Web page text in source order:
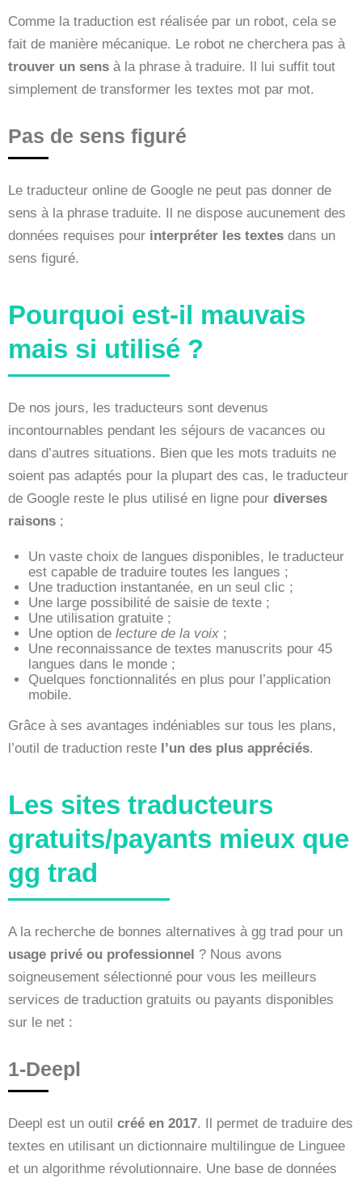
Comme la traduction est réalisée par un robot, cela se
fait de manière mécanique. Le robot ne cherchera pas à
trouver un sens à la phrase à traduire. Il lui suffit tout
simplement de transformer les textes mot par mot.
Pas de sens figuré
Le traducteur online de Google ne peut pas donner de
sens à la phrase traduite. Il ne dispose aucunement des
données requises pour interpréter les textes dans un
sens figuré.
Pourquoi est-il mauvais
mais si utilisé ?
De nos jours, les traducteurs sont devenus
incontournables pendant les séjours de vacances ou
dans d’autres situations. Bien que les mots traduits ne
soient pas adaptés pour la plupart des cas, le traducteur
de Google reste le plus utilisé en ligne pour diverses
raisons ;
Un vaste choix de langues disponibles, le traducteur
est capable de traduire toutes les langues ;
Une traduction instantanée, en un seul clic ;
Une large possibilité de saisie de texte ;
Une utilisation gratuite ;
Une option de lecture de la voix ;
Une reconnaissance de textes manuscrits pour 45
langues dans le monde ;
Quelques fonctionnalités en plus pour l’application
mobile.
Grâce à ses avantages indéniables sur tous les plans,
l’outil de traduction reste l’un des plus appréciés.
Les sites traducteurs
gratuits/payants mieux que
gg trad
A la recherche de bonnes alternatives à gg trad pour un
usage privé ou professionnel ? Nous avons
soigneusement sélectionné pour vous les meilleurs
services de traduction gratuits ou payants disponibles
sur le net :
1-Deepl
Deepl est un outil créé en 2017. Il permet de traduire des
textes en utilisant un dictionnaire multilingue de Linguee
et un algorithme révolutionnaire. Une base de données